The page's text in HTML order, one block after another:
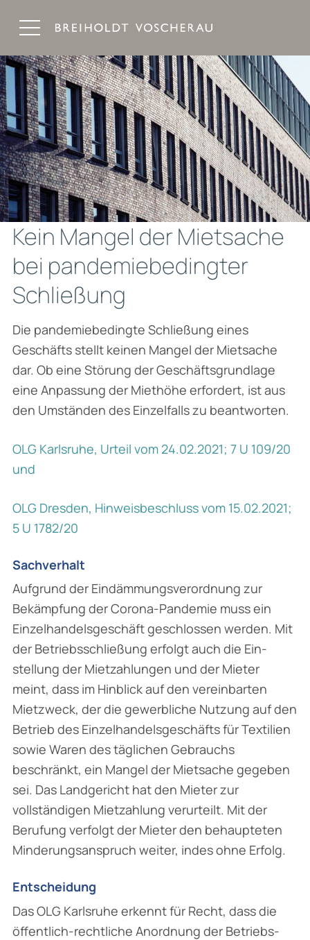
Kein Mangel der Mietsache
bei pandemiebedingter
Schließung
Die pandemiebedingte Schließung eines
Geschäfts stellt keinen Mangel der Miet­sache
dar. Ob eine Störung der Geschäftsgrundlage
eine Anpassung der Miethöhe erfordert, ist aus
den Umständen des Einzelfalls zu beantworten.
OLG Karlsruhe, Urteil vom 24.02.2021; 7 U 109/20
und
OLG Dresden, Hinweisbeschluss vom 15.02.2021;
5 U 1782/20
Sachverhalt
Aufgrund der Eindämmungsverordnung zur
Bekämpfung der Corona-Pandemie muss ein
Einzelhandelsgeschäft geschlossen werden. Mit
der Betriebsschließung erfolgt auch die Ein­
stellung der Mietzahlungen und der Mieter
meint, dass im Hinblick auf den vereinbarten
Mietzweck, der die gewerbliche Nutzung auf den
Betrieb des Einzelhandelsgeschäfts für Textilien
sowie Waren des täglichen Gebrauchs
beschränkt, ein Mangel der Mietsache gegeben
sei. Das Landgericht hat den Mieter zur
vollständigen Mietzahlung verurteilt. Mit der
Berufung verfolgt der Mieter den behaupteten
Minderungsanspruch weiter, indes ohne Erfolg.
Entscheidung
Das OLG Karlsruhe erkennt für Recht, dass die
öffentlich-rechtliche Anordnung der Betriebs­